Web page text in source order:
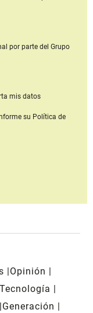
por parte del Grupo
mis datos
su Política de
Opinión
Tecnología
Generación